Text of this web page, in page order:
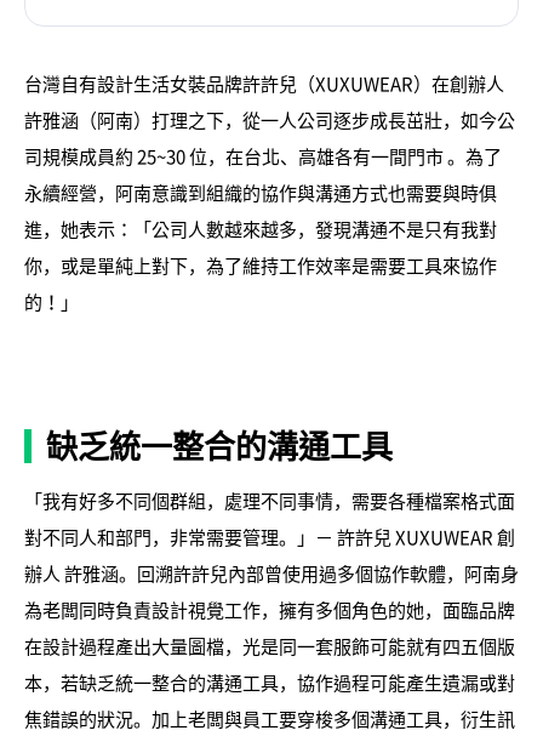
台灣自有設計生活女裝品牌許許兒（XUXUWEAR）在創辦人
許雅涵（阿南）打理之下，從一人公司逐步成長茁壯，如今公
司規模成員約 25~30 位，在台北、高雄各有一間門市 。為了
永續經營，阿南意識到組織的協作與溝通方式也需要與時俱
進，她表示：「公司人數越來越多，發現溝通不是只有我對
你，或是單純上對下，為了維持工作效率是需要工具來協作
的！」
缺乏統一整合的溝通工具
「我有好多不同個群組，處理不同事情，需要各種檔案格式面
對不同人和部門，非常需要管理。」－ 許許兒 XUXUWEAR 創
辦人 許雅涵。回溯許許兒內部曾使用過多個協作軟體，阿南身
為老闆同時負責設計視覺工作，擁有多個角色的她，面臨品牌
在設計過程產出大量圖檔，光是同一套服飾可能就有四五個版
本，若缺乏統一整合的溝通工具，協作過程可能產生遺漏或對
焦錯誤的狀況。加上老闆與員工要穿梭多個溝通工具，衍生訊